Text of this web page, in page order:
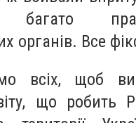
органів. Все
всіх, щоб
що робить